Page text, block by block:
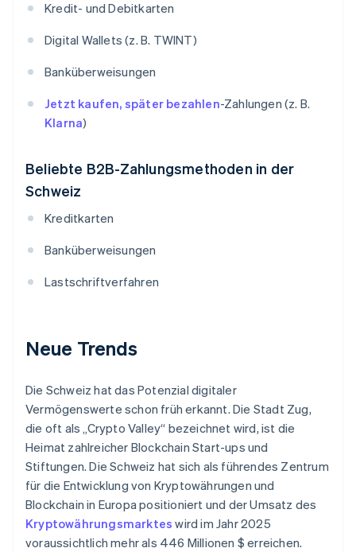
Kredit- und Debitkarten
Digital Wallets (z. B. TWINT)
Banküberweisungen
Jetzt kaufen, später bezahlen-Zahlungen (z. B.
Klarna)
Beliebte B2B-Zahlungsmethoden in der
Schweiz
Kreditkarten
Banküberweisungen
Lastschriftverfahren
Neue Trends
Die Schweiz hat das Potenzial digitaler
Vermögenswerte schon früh erkannt. Die Stadt Zug,
die oft als „Crypto Valley“ bezeichnet wird, ist die
Heimat zahlreicher Blockchain Start-ups und
Stiftungen. Die Schweiz hat sich als führendes Zentrum
für die Entwicklung von Kryptowährungen und
Blockchain in Europa positioniert und der Umsatz des
Kryptowährungsmarktes wird im Jahr 2025
voraussichtlich mehr als 446 Millionen $ erreichen.